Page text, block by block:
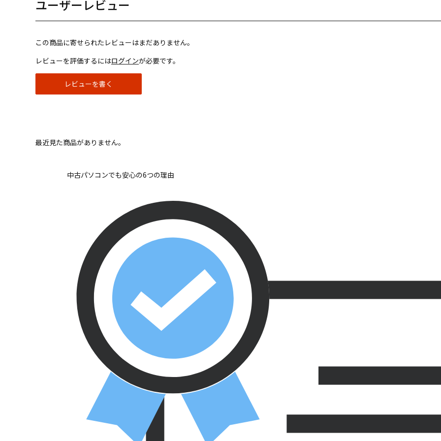
ユーザーレビュー
この商品に寄せられたレビューはまだありません。
レビューを評価するにはログインが必要です。
レビューを書く
最近見た商品がありません。
中古パソコンでも安心の6つの理由